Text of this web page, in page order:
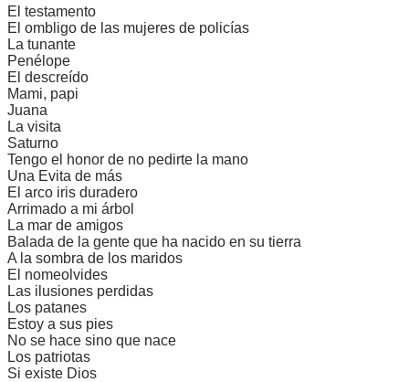
El testamento
El ombligo de las mujeres de policías
La tunante
Penélope
El descreído
Mami, papi
Juana
La visita
Saturno
Tengo el honor de no pedirte la mano
Una Evita de más
El arco iris duradero
Arrimado a mi árbol
La mar de amigos
Balada de la gente que ha nacido en su tierra
A la sombra de los maridos
El nomeolvides
Las ilusiones perdidas
Los patanes
Estoy a sus pies
No se hace sino que nace
Los patriotas
Si existe Dios